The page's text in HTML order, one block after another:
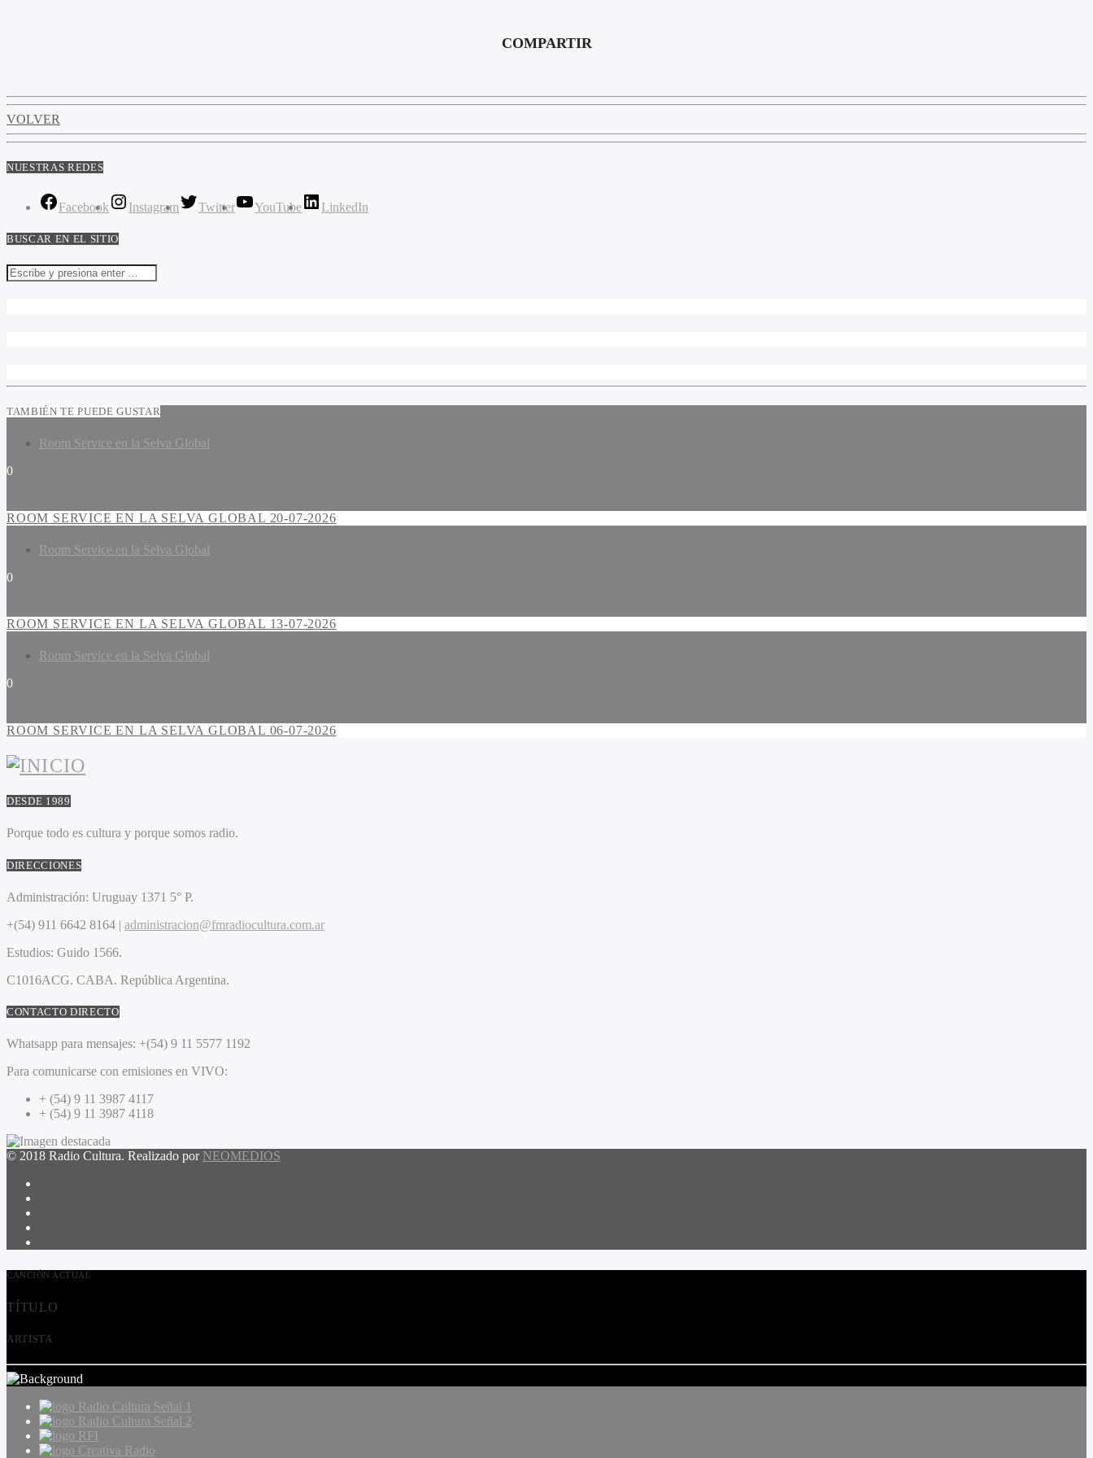
COMPARTIR
VOLVER
NUESTRAS REDES
Facebook Instagram Twitter YouTube LinkedIn
BUSCAR EN EL SITIO
TAMBIÉN TE PUEDE GUSTAR
Room Service en la Selva Global
0
ROOM SERVICE EN LA SELVA GLOBAL 20-07-2026
Room Service en la Selva Global
0
ROOM SERVICE EN LA SELVA GLOBAL 13-07-2026
Room Service en la Selva Global
0
ROOM SERVICE EN LA SELVA GLOBAL 06-07-2026
DESDE 1989
Porque todo es cultura y porque somos radio.
DIRECCIONES
Administración: Uruguay 1371 5° P.
+(54) 911 6642 8164 | administracion@fmradiocultura.com.ar
Estudios: Guido 1566.
C1016ACG. CABA. República Argentina.
CONTACTO DIRECTO
Whatsapp para mensajes: +(54) 9 11 5577 1192
Para comunicarse con emisiones en VIVO:
+ (54) 9 11 3987 4117
+ (54) 9 11 3987 4118
© 2018 Radio Cultura. Realizado por NEOMEDIOS
CANCIÓN ACTUAL
TÍTULO
ARTISTA
Radio Cultura Señal 1
Radio Cultura Señal 2
RFI
Creativa Radio